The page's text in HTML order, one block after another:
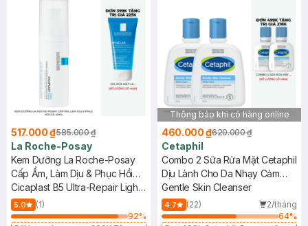
517.000 ₫585.000 ₫
La Roche-Posay
Kem Dưỡng La Roche-Posay
Cấp Ẩm, Làm Dịu & Phục Hồi
Da 40ml
Cicaplast B5 Ultra-Repair Light
Cream
5.0
(1)
92%
Thông báo khi có hàng online
460.000 ₫620.000 ₫
Cetaphil
Combo 2 Sữa Rửa Mặt Cetaphil
Dịu Lành Cho Da Nhạy Cảm
250ml
Gentle Skin Cleanser
4.7 (22)
2/tháng
64%